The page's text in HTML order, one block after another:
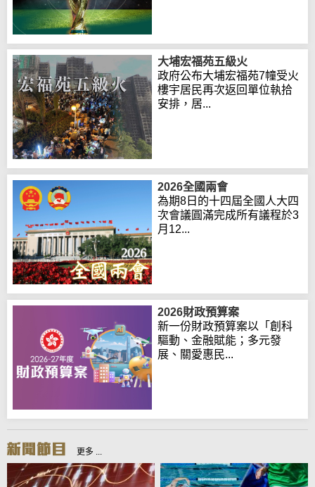
大埔宏福苑五級火
政府公布大埔宏福苑7幢受火
樓宇居民再次返回單位執拾
安排，居...
2026全國兩會
為期8日的十四屆全國人大四
次會議圓滿完成所有議程於3
月12...
2026財政預算案
新一份財政預算案以「創科
驅動、金融賦能；多元發
展、關愛惠民...
更多 ...